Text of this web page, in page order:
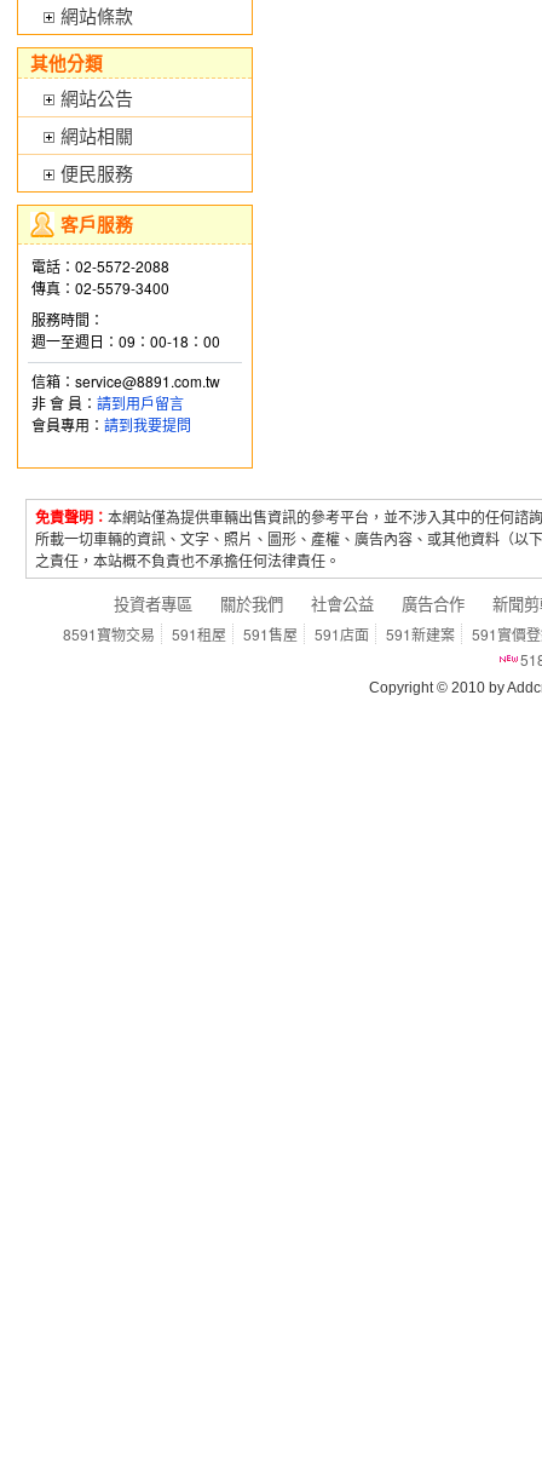
網站條款
其他分類
網站公告
網站相關
便民服務
客戶服務
電話：02-5572-2088
傳真：02-5579-3400
服務時間：
週一至週日：09：00-18：00
信箱：service@8891.com.tw
非 會 員： 請到用戶留言
會員專用： 請到我要提問
免責聲明： 本網站僅為提供車輛出售資訊的參考平台，並不涉入其中的任何
所載一切車輛的資訊、文字、照片、圖形、產權、廣告內容、或其他資料（
之責任，本站概不負責也不承擔任何法律責任。
投資者專區 關於我們 社會公益 廣告合作 新聞
8591寶物交易 591租屋 591售屋 591店面 591新建案
591實價
Copyright © 2010 by